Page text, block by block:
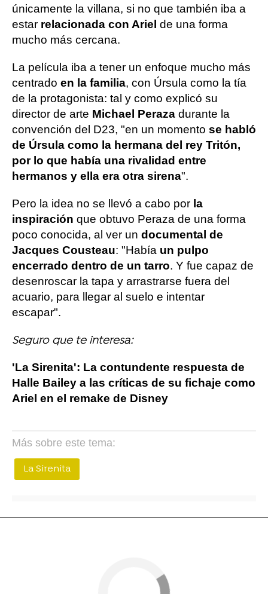
únicamente la villana, si no que también iba a
estar relacionada con Ariel de una forma
mucho más cercana.
La película iba a tener un enfoque mucho más
centrado en la familia, con Úrsula como la tía
de la protagonista: tal y como explicó su
director de arte Michael Peraza durante la
convención del D23, "en un momento se habló
de Úrsula como la hermana del rey Tritón,
por lo que había una rivalidad entre
hermanos y ella era otra sirena".
Pero la idea no se llevó a cabo por la
inspiración que obtuvo Peraza de una forma
poco conocida, al ver un documental de
Jacques Cousteau: "Había un pulpo
encerrado dentro de un tarro. Y fue capaz de
desenroscar la tapa y arrastrarse fuera del
acuario, para llegar al suelo e intentar
escapar".
Seguro que te interesa:
'La Sirenita': La contundente respuesta de
Halle Bailey a las críticas de su fichaje como
Ariel en el remake de Disney
Más sobre este tema:
La Sirenita